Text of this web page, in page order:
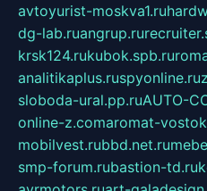
avtoyurist-moskva1.ru
dg-lab.ruangrup.ru
krsk124.rukubok.spb.ru
analitikaplus.ruspyonline.ru
sloboda-ural.pp.ruAUTO-
online-z.comaromat-
mobilvest.rubbd.net.ru
smp-forum.rubastion-td.ru